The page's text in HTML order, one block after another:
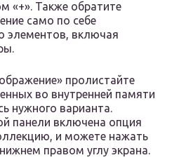
«+». Также обратите
само по себе
элементов, включая
пролистайте
во внутренней памяти
нужного варианта.
панели включена опция
и можете нажать
правом углу экрана.